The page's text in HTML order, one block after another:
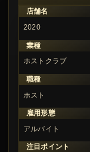
店舗名
2020
業種
ホストクラブ
職種
ホスト
雇用形態
アルバイト
注目ポイント